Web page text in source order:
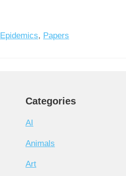
Epidemics, Papers
Categories
AI
Animals
Art